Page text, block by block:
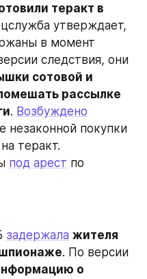
теракт в
утверждает,
в момент
следствия, они
сотовой и
рассылке
. Возбуждено
незаконной покупки
теракт.
под арест по
задержала жителя
. По версии
о